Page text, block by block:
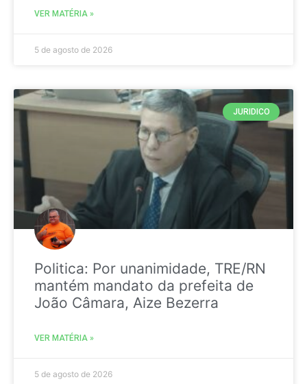
VER MATÉRIA »
5 de agosto de 2026
JURIDICO
Politica: Por unanimidade, TRE/RN
mantém mandato da prefeita de
João Câmara, Aize Bezerra
VER MATÉRIA »
5 de agosto de 2026